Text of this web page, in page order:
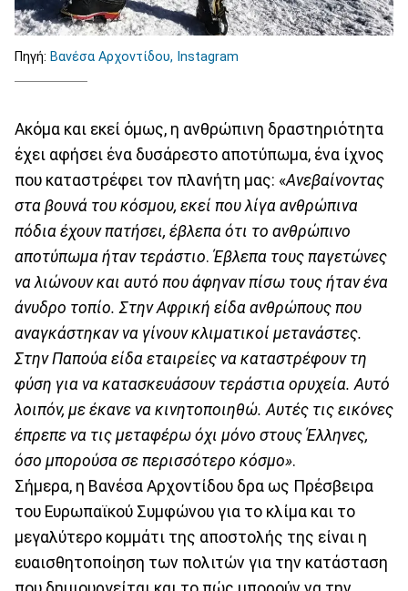
Πηγή: Βανέσα Αρχοντίδου, Instagram
Ακόμα και εκεί όμως, η ανθρώπινη δραστηριότητα
έχει αφήσει ένα δυσάρεστο αποτύπωμα, ένα ίχνος
που καταστρέφει τον πλανήτη μας: «Ανεβαίνοντας
στα βουνά του κόσμου, εκεί που λίγα ανθρώπινα
πόδια έχουν πατήσει, έβλεπα ότι το ανθρώπινο
αποτύπωμα ήταν τεράστιο. Έβλεπα τους παγετώνες
να λιώνουν και αυτό που άφηναν πίσω τους ήταν ένα
άνυδρο τοπίο. Στην Αφρική είδα ανθρώπους που
αναγκάστηκαν να γίνουν κλιματικοί μετανάστες.
Στην Παπούα είδα εταιρείες να καταστρέφουν τη
φύση για να κατασκευάσουν τεράστια ορυχεία. Αυτό
λοιπόν, με έκανε να κινητοποιηθώ. Αυτές τις εικόνες
έπρεπε να τις μεταφέρω όχι μόνο στους Έλληνες,
όσο μπορούσα σε περισσότερο κόσμο».
Σήμερα, η Βανέσα Αρχοντίδου δρα ως Πρέσβειρα
του Eυρωπαϊκού Συμφώνου για το κλίμα και το
μεγαλύτερο κομμάτι της αποστολής της είναι η
ευαισθητοποίηση των πολιτών για την κατάσταση